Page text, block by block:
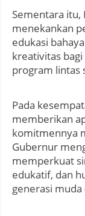
Sementara itu,
menekankan
edukasi
kreativitas
program lintas
Pada
memberikan
komitmennya
Gubernur
memperkuat
edukatif, dan
generasi